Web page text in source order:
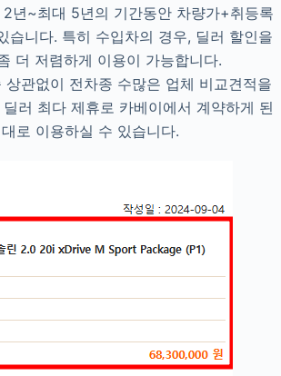
년~최대 5년의 기간동안 차량가+취등록
니다. 특히 수입차의 경우, 딜러 할인을
더 저렴하게 이용이 가능합니다.
관없이 전차종 수많은 업체 비교견적을
러 최다 제휴로 카베이에서 계약하게 된
로 이용하실 수 있습니다.